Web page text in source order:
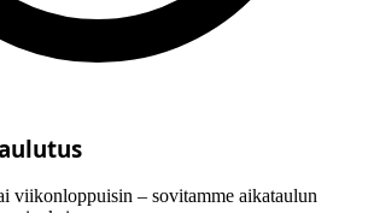
viikonloppuisin – sovitamme aikataulun